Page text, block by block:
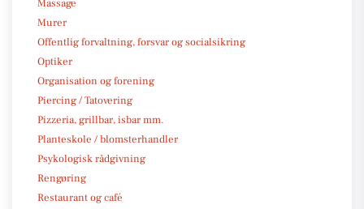
Massage
Murer
Offentlig forvaltning, forsvar og socialsikring
Optiker
Organisation og forening
Piercing / Tatovering
Pizzeria, grillbar, isbar mm.
Planteskole / blomsterhandler
Psykologisk rådgivning
Rengøring
Restaurant og café